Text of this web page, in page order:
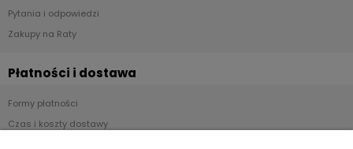
Pytania i odpowiedzi
Zakupy na Raty
Płatności i dostawa
Formy płatności
Czas i koszty dostawy